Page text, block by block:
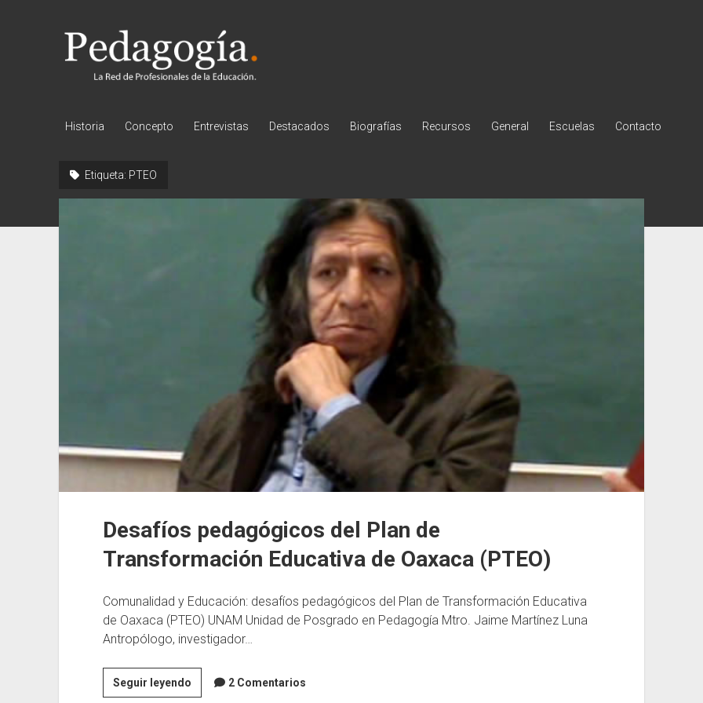
Pedagogía
Historia Concepto Entrevistas Destacados Biografías Recursos General Escuelas Contacto
Etiqueta: PTEO
Desafíos pedagógicos del Plan de
Transformación Educativa de Oaxaca (PTEO)
Comunalidad y Educación: desafíos pedagógicos del Plan de Transformación Educativa
de Oaxaca (PTEO) UNAM Unidad de Posgrado en Pedagogía Mtro. Jaime Martínez Luna
Antropólogo, investigador…
Seguir leyendoDesafíos
pedagógicos
2 Comentarios